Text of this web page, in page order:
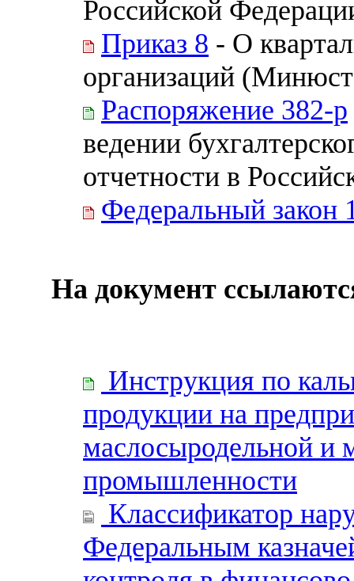
Российской
Приказ 8 - О
организаций
Распоряжение 382-р
ведении
отчетности в
Федеральный закон
На документ
Инструкция по
продукции на
маслосыродельной и
промышленности
Классификатор
Федеральным